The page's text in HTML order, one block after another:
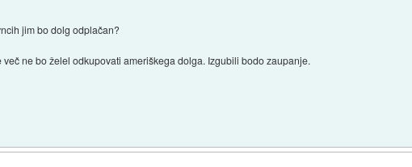
jim bo dolg odplačan?
ne bo želel odkupovati ameriškega dolga. Izgubili bodo zaupanje.